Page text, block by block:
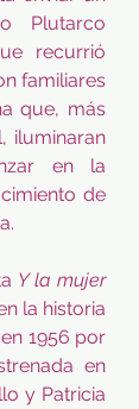
Plutarco
recurrió
familiares
que, más
iluminaran
en la
de
Y la mujer
la historia
1956 por
en
y Patricia